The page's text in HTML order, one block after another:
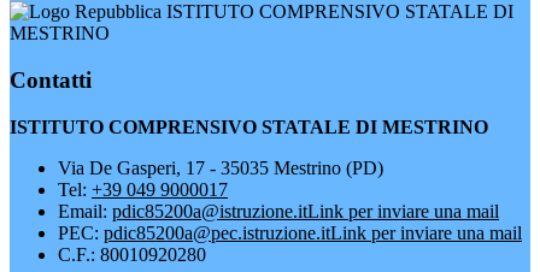
ISTITUTO COMPRENSIVO STATALE DI
MESTRINO
Contatti
ISTITUTO COMPRENSIVO STATALE DI MESTRINO
Via De Gasperi, 17 - 35035 Mestrino (PD)
Tel: +39 049 9000017
Email: pdic85200a@istruzione.itLink per inviare una mail
PEC: pdic85200a@pec.istruzione.itLink per inviare una mail
C.F.: 80010920280